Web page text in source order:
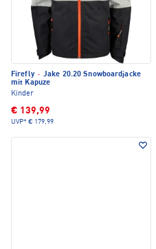
Firefly · Jake 20.20 Snowboardjacke
mit Kapuze
Kinder
€ 139,99
UVP* € 179,99